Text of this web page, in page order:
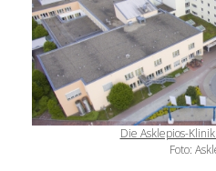
Die Asklepios-
Foto: